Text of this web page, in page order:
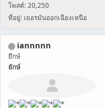
โพสต์: 20,250
ที่อยู่: เยอรมันออกเฉียงเหนือ
iannnnn
ยึกษ์
ยักษ์